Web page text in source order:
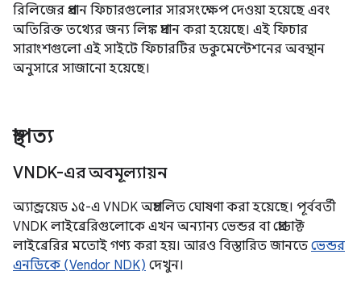
রিলিজের প্রধান ফিচারগুলোর সারসংক্ষেপ দেওয়া হয়েছে এবং
অতিরিক্ত তথ্যের জন্য লিঙ্ক প্রদান করা হয়েছে। এই ফিচার
সারাংশগুলো এই সাইটে ফিচারটির ডকুমেন্টেশনের অবস্থান
অনুসারে সাজানো হয়েছে।
স্থাপত্য
VNDK-এর অবমূল্যায়ন
অ্যান্ড্রয়েড ১৫-এ VNDK অপ্রচলিত ঘোষণা করা হয়েছে। পূর্ববর্তী
VNDK লাইব্রেরিগুলোকে এখন অন্যান্য ভেন্ডর বা প্রোডাক্ট
লাইব্রেরির মতোই গণ্য করা হয়। আরও বিস্তারিত জানতে ভেন্ডর
এনডিকে (Vendor NDK) দেখুন।